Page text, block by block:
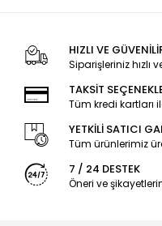
HIZLI VE
Siparişleriniz hızlı
TAKSİT
Tüm kredi kartları
YETKİLİ SATICI
Tüm ürünlerimiz
7 / 24 DESTEK
Öneri ve